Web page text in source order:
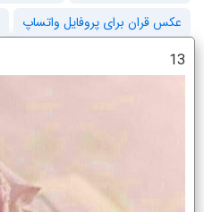
عکس قران برای پروفایل واتساپ
13